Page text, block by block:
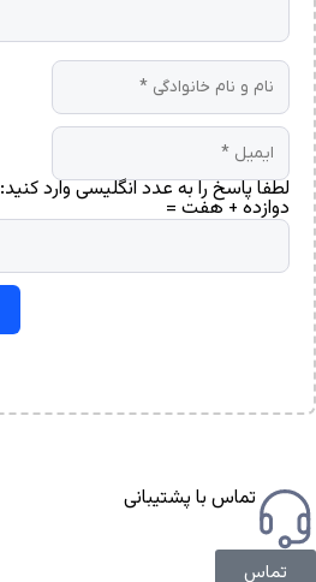
لطفا پاسخ را به عدد انگلیسی وارد کنید:
دوازده + هفت =
تماس با پشتیبانی
تماس